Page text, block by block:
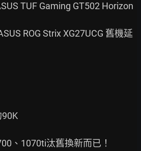
TUF Gaming GT502 Horizon
ROG Strix XG27UCG 舊機延
、1070ti汰舊換新而已！